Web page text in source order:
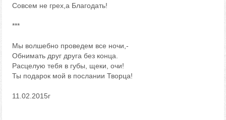
Совсем не грех,а Благодать!
***
Мы волшебно проведем все ночи,-
Обнимать друг друга без конца.
Расцелую тебя в губы, щеки, очи!
Ты подарок мой в послании Творца!
11.02.2015г